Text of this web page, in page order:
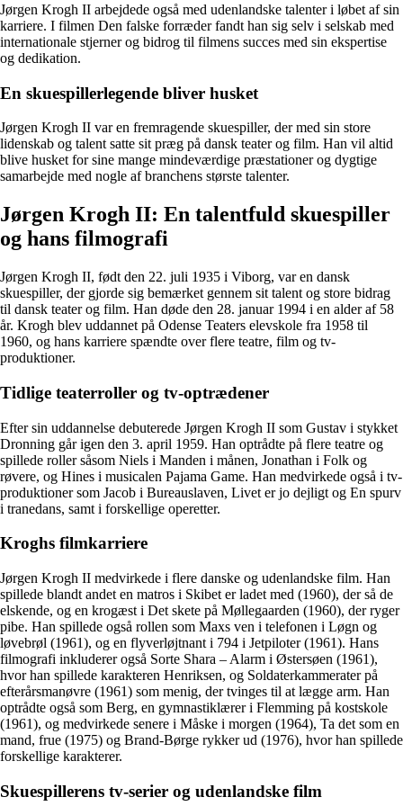
Jørgen Krogh II arbejdede også med udenlandske talenter i løbet af sin
karriere. I filmen Den falske forræder fandt han sig selv i selskab med
internationale stjerner og bidrog til filmens succes med sin ekspertise
og dedikation.
En skuespillerlegende bliver husket
Jørgen Krogh II var en fremragende skuespiller, der med sin store
lidenskab og talent satte sit præg på dansk teater og film. Han vil altid
blive husket for sine mange mindeværdige præstationer og dygtige
samarbejde med nogle af branchens største talenter.
Jørgen Krogh II: En talentfuld skuespiller
og hans filmografi
Jørgen Krogh II, født den 22. juli 1935 i Viborg, var en dansk
skuespiller, der gjorde sig bemærket gennem sit talent og store bidrag
til dansk teater og film. Han døde den 28. januar 1994 i en alder af 58
år. Krogh blev uddannet på Odense Teaters elevskole fra 1958 til
1960, og hans karriere spændte over flere teatre, film og tv-
produktioner.
Tidlige teaterroller og tv-optrædener
Efter sin uddannelse debuterede Jørgen Krogh II som Gustav i stykket
Dronning går igen den 3. april 1959. Han optrådte på flere teatre og
spillede roller såsom Niels i Manden i månen, Jonathan i Folk og
røvere, og Hines i musicalen Pajama Game. Han medvirkede også i tv-
produktioner som Jacob i Bureauslaven, Livet er jo dejligt og En spurv
i tranedans, samt i forskellige operetter.
Kroghs filmkarriere
Jørgen Krogh II medvirkede i flere danske og udenlandske film. Han
spillede blandt andet en matros i Skibet er ladet med (1960), der så de
elskende, og en krogæst i Det skete på Møllegaarden (1960), der ryger
pibe. Han spillede også rollen som Maxs ven i telefonen i Løgn og
løvebrøl (1961), og en flyverløjtnant i 794 i Jetpiloter (1961). Hans
filmografi inkluderer også Sorte Shara – Alarm i Østersøen (1961),
hvor han spillede karakteren Henriksen, og Soldaterkammerater på
efterårsmanøvre (1961) som menig, der tvinges til at lægge arm. Han
optrådte også som Berg, en gymnastiklærer i Flemming på kostskole
(1961), og medvirkede senere i Måske i morgen (1964), Ta det som en
mand, frue (1975) og Brand-Børge rykker ud (1976), hvor han spillede
forskellige karakterer.
Skuespillerens tv-serier og udenlandske film